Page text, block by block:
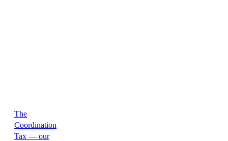
The
Coordination
Tax — our